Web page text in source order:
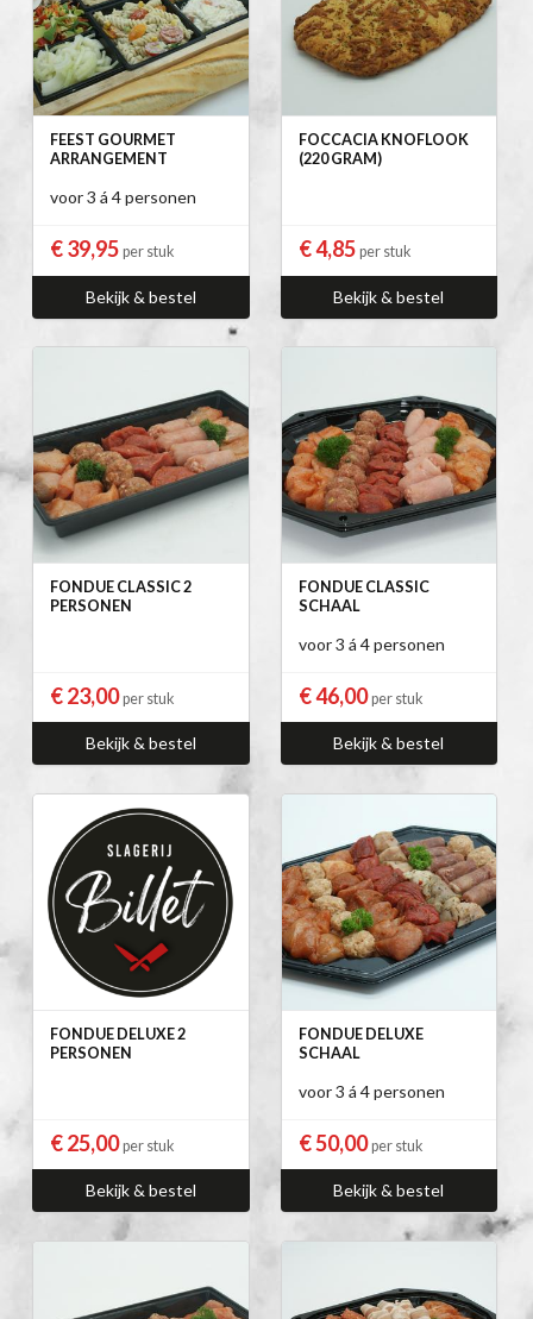
FEEST GOURMET
ARRANGEMENT
voor 3 á 4 personen
€ 39,95 per stuk
Bekijk & bestel
FOCCACIA KNOFLOOK
(220 GRAM)
€ 4,85 per stuk
Bekijk & bestel
FONDUE CLASSIC 2
PERSONEN
€ 23,00per stuk
Bekijk & bestel
FONDUE CLASSIC
SCHAAL
voor 3 á 4 personen
€ 46,00per stuk
Bekijk & bestel
FONDUE DELUXE 2
PERSONEN
€ 25,00per stuk
Bekijk & bestel
FONDUE DELUXE
SCHAAL
voor 3 á 4 personen
€ 50,00per stuk
Bekijk & bestel